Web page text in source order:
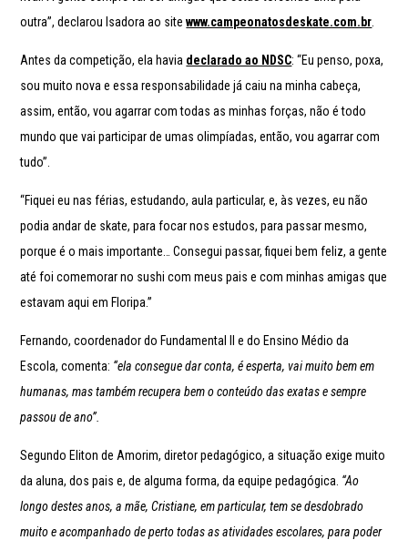
outra”, declarou Isadora ao sitewww.campeonatosdeskate.com.br
Antes da competição, ela havia declarado ao NDSC: “Eu penso, poxa,
sou muito nova e essa responsabilidade já caiu na minha cabeça,
assim, então, vou agarrar com todas as minhas forças, não é todo
mundo que vai participar de umas olimpíadas, então, vou agarrar com
tudo”.
“Fiquei eu nas férias, estudando, aula particular, e, às vezes, eu não
podia andar de skate, para focar nos estudos, para passar mesmo,
porque é o mais importante… Consegui passar, fiquei bem feliz, a gente
até foi comemorar no sushi com meus pais e com minhas amigas que
estavam aqui em Floripa.”
Fernando, coordenador do Fundamental II e do Ensino Médio da
Escola, comenta: “ela consegue dar conta, é esperta, vai muito bem em
humanas, mas também recupera bem o conteúdo das exatas e sempre
passou de ano”.
Segundo Eliton de Amorim, diretor pedagógico, a situação exige muito
da aluna, dos pais e, de alguma forma, da equipe pedagógica. “Ao
longo destes anos, a mãe, Cristiane, em particular, tem se desdobrado
muito e acompanhado de perto todas as atividades escolares, para poder